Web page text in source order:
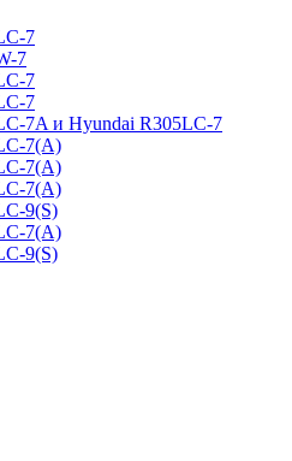
7
7
7
7
7A и Hyundai R305LC-7
7(A)
7(A)
7(A)
9(S)
7(A)
9(S)